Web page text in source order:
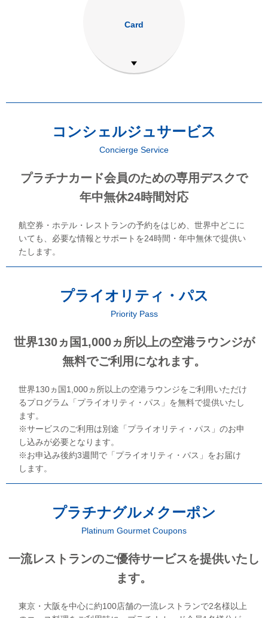
Card
コンシェルジュサービス
Concierge Service
プラチナカード会員のための専用デスクで
年中無休24時間対応
航空券・ホテル・レストランの予約をはじめ、世界中どこに
いても、必要な情報とサポートを24時間・年中無休で提供い
たします。
プライオリティ・パス
Priority Pass
世界130ヵ国1,000ヵ所以上の空港ラウンジが
無料でご利用になれます。
世界130ヵ国1,000ヵ所以上の空港ラウンジをご利用いただけ
るプログラム「プライオリティ・パス」を無料で提供いたし
ます。
※サービスのご利用は別途「プライオリティ・パス」のお申
し込みが必要となります。
※お申込み後約3週間で「プライオリティ・パス」をお届け
します。
プラチナグルメクーポン
Platinum Gourmet Coupons
一流レストランのご優待サービスを提供いたし
ます。
東京・大阪を中心に約100店舗の一流レストランで2名様以上